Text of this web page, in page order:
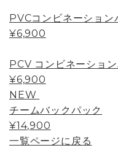
PVCコンビネーショ
¥6,900
PCV コンビネーショ
¥6,900
NEW
チームバックパック
¥14,900
一覧ページに戻る